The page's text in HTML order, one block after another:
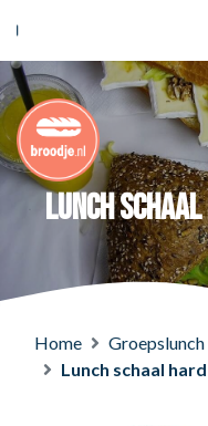
Lunch
Home
Groepslunch
Lunch schaal